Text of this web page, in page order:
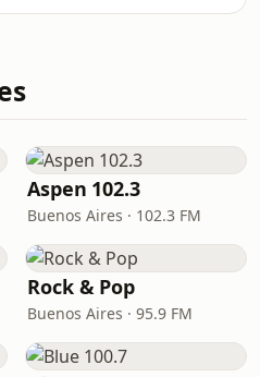
Aspen 102.3
Buenos Aires · 102.3 FM
Rock & Pop
Buenos Aires · 95.9 FM